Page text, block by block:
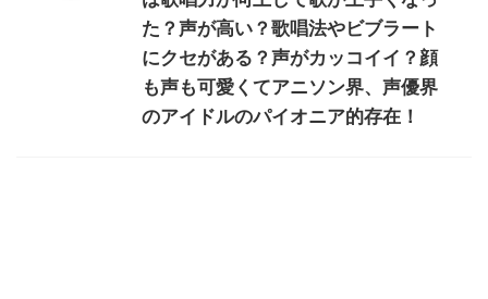
た？声が高い？歌唱法やビブラート
にクセがある？声がカッコイイ？顔
も声も可愛くてアニソン界、声優界
のアイドルのパイオニア的存在！